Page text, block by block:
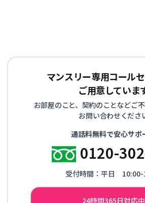
マンスリー専用コール
ご用意していま
お部屋のこと、契約のことなどご
お問い合わせくださ
通話料無料で安心サポ
0120-
受付時間：平日 10:00-
24時間365日対応中